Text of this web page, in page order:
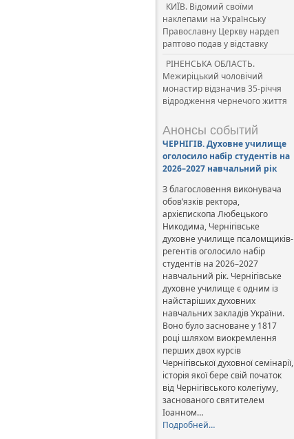
КИЇВ. Відомий своїми
наклепами на Українську
Православну Церкву нардеп
раптово подав у відставку
РІНЕНСЬКА ОБЛАСТЬ.
Межиріцький чоловічий
монастир відзначив 35-річчя
відродження чернечого життя
Анонсы событий
ЧЕРНІГІВ. Духовне училище
оголосило набір студентів на
2026–2027 навчальний рік
З благословення виконувача
обов’язків ректора,
архієпископа Любецького
Никодима, Чернігівське
духовне училище псаломщиків-
регентів оголосило набір
студентів на 2026–2027
навчальний рік. Чернігівське
духовне училище є одним із
найстаріших духовних
навчальних закладів України.
Воно було засноване у 1817
році шляхом виокремлення
перших двох курсів
Чернігівської духовної семінарії,
історія якої бере свій початок
від Чернігівського колегіуму,
заснованого святителем
Іоанном…
Подробней…